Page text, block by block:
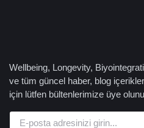
Wellbeing, Longevity,
ve tüm güncel haber, blog
için lütfen bültenlerimize üye